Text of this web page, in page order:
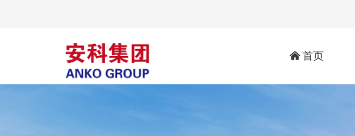
낀 首页